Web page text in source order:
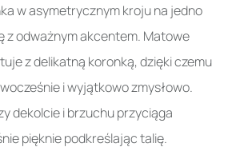
w asymetrycznym kroju na jedno
z odważnym akcentem. Matowe
z delikatną koronką, dzięki czemu
i wyjątkowo zmysłowo.
dekolcie i brzuchu przyciąga
pięknie podkreślając talię.